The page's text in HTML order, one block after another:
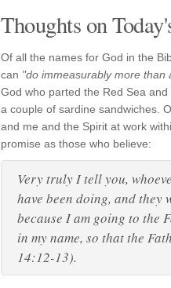
Thoughts on
Of all the names for God in the
can "do immeasurably more than
God who parted the Red Sea
a couple of sardine sandwiches.
and me and the Spirit at work
promise as those who believe:
Very truly I tell you,
have been doing, and they
because I am going to the
in my name, so that the
14:12-13).